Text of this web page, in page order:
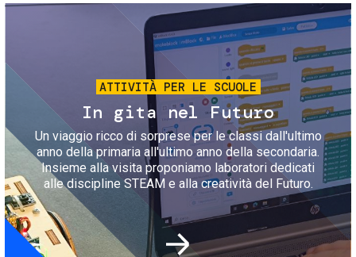
Immagine
ATTIVITÀ PER LE SCUOLE
In gita nel Futuro
Un viaggio ricco di sorprese per le classi dall'ultimo
anno della primaria all'ultimo anno della secondaria.
Insieme alla visita proponiamo laboratori dedicati
alle discipline STEAM e alla creatività del Futuro.